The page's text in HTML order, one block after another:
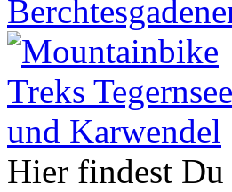
Hier findest Du